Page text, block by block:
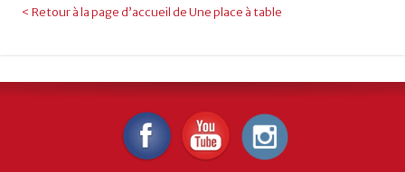
< Retour à la page d’accueil de Une place à table